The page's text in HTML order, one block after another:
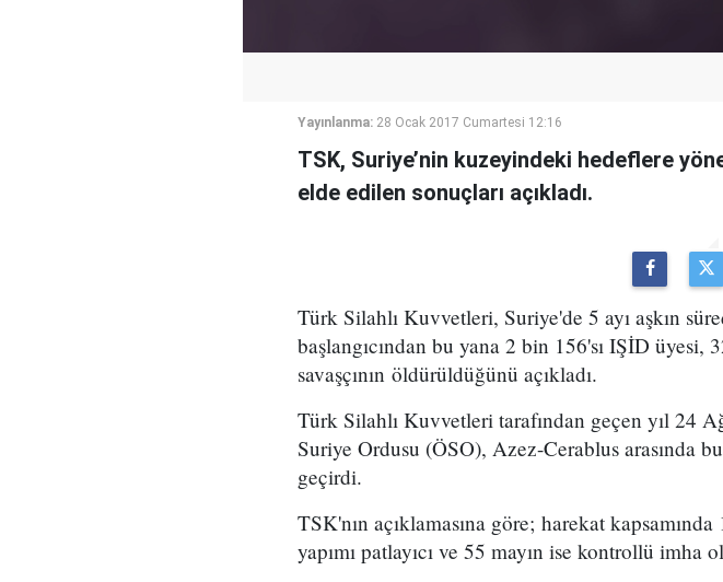
Yayınlanma: 28 Ocak 2017 Cumartesi 12:16
TSK, Suriye’nin kuzeyindeki hedeflere
elde edilen sonuçları açıkladı.
Türk Silahlı Kuvvetleri, Suriye'de 5 ayı aşkın
başlangıcından bu yana 2 bin 156'sı IŞİD
savaşçının öldürüldüğünü açıkladı.
Türk Silahlı Kuvvetleri tarafından geçen yıl 24
Suriye Ordusu (ÖSO), Azez-Cerablus arasında
geçirdi.
TSK'nın açıklamasına göre; harekat
yapımı patlayıcı ve 55 mayın ise kontrollü imha